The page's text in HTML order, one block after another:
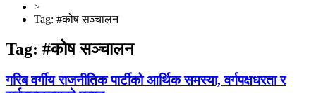
>
Tag: #कोष सञ्चालन
Tag: #कोष सञ्चालन
गरिब वर्गीय राजनीतिक पार्टीको आर्थिक समस्या, वर्गपक्षधरता र